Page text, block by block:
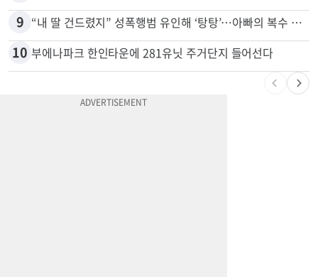
8 계좌만 열어도 최대 5000불…체킹 보너스 무한 경쟁
9
부에나파크 한인타운에 281유닛 주거단지 들어선다